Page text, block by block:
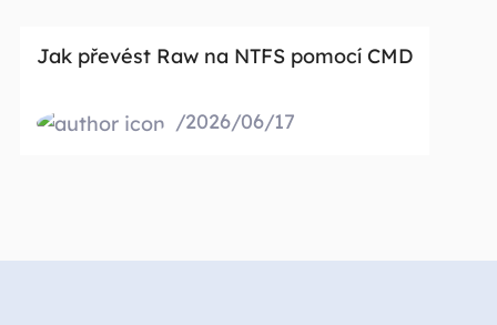
Jak převést Raw na NTFS pomocí CMD
/2026/06/17